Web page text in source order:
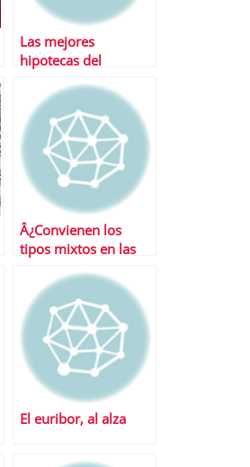
Las mejores
hipotecas del
Â¿Convienen los
tipos mixtos en las
El euribor, al alza